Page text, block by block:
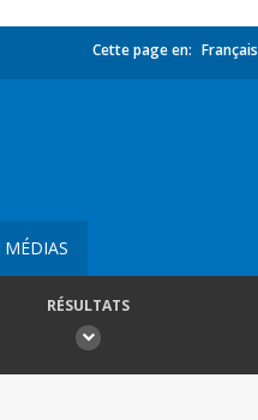
Cette page en: Français
MÉDIAS
RÉSULTATS